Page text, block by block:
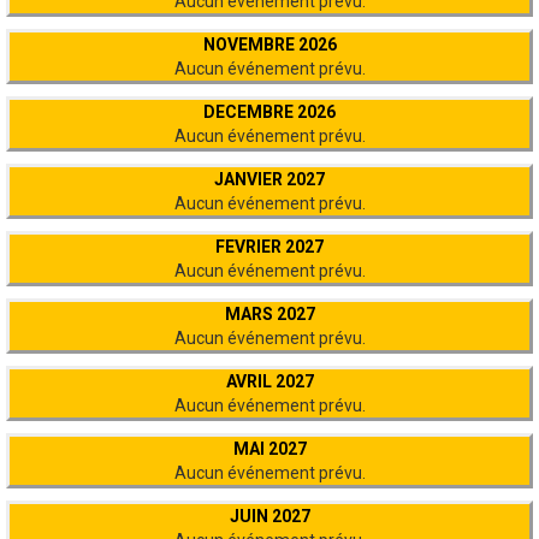
NOVEMBRE 2026
Aucun événement prévu.
DECEMBRE 2026
Aucun événement prévu.
JANVIER 2027
Aucun événement prévu.
FEVRIER 2027
Aucun événement prévu.
MARS 2027
Aucun événement prévu.
AVRIL 2027
Aucun événement prévu.
MAI 2027
Aucun événement prévu.
JUIN 2027